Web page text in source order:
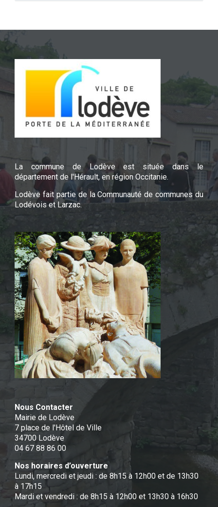
La commune de Lodève est située dans le
département de l'Hérault, en région Occitanie.
Lodève fait partie de la Communauté de communes du
Lodévois et Larzac.
Nous Contacter
Mairie de Lodève
7 place de l'Hôtel de Ville
34700 Lodève
04 67 88 86 00
Nos horaires d’ouverture
Lundi, mercredi et jeudi : de 8h15 à 12h00 et de 13h30
à 17h15
Mardi et vendredi : de 8h15 à 12h00 et 13h30 à 16h30